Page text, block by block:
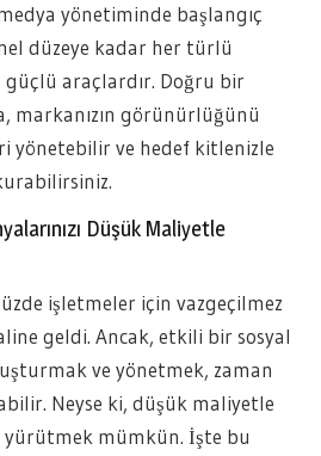
yönetiminde başlangıç
düzeye kadar her türlü
güçlü araçlardır. Doğru bir
markanızın görünürlüğünü
yönetebilir ve hedef kitlenizle
Düşük Maliyetle
işletmeler için vazgeçilmez
geldi. Ancak, etkili bir sosyal
ve yönetmek, zaman
Neyse ki, düşük maliyetle
yürütmek mümkün. İşte bu